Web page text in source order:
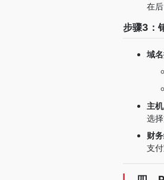
在
步骤3：
域
主
选
财
支